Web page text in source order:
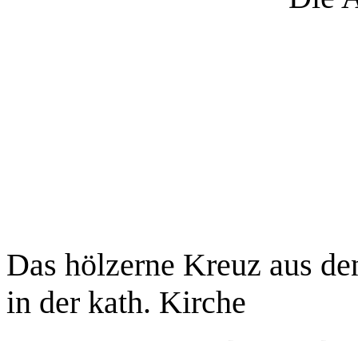
Das hölzerne Kreuz aus
in der kath. Kirche